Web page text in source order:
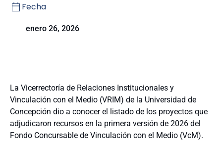
Fecha
enero 26, 2026
La Vicerrectoría de Relaciones Institucionales y
Vinculación con el Medio (VRIM) de la Universidad de
Concepción dio a conocer el listado de los proyectos que
adjudicaron recursos en la primera versión de 2026 del
Fondo Concursable de Vinculación con el Medio (VcM).